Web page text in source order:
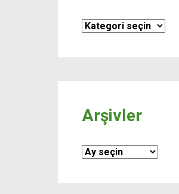
Kategoriler
Arşivler
Arşivler